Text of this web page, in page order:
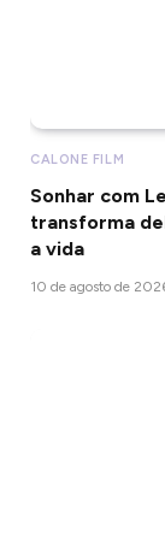
CALONE FILM
Sonhar com
transforma
a vida
10 de agosto de